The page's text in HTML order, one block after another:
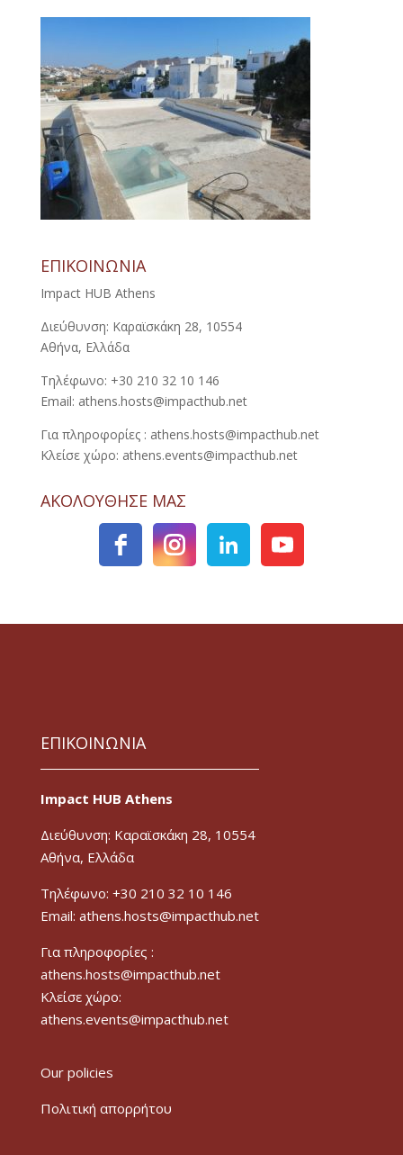
ΕΠΙΚΟΙΝΩΝΙΑ
Impact HUB Athens
Διεύθυνση: Καραϊσκάκη 28, 10554
Αθήνα, Ελλάδα
Τηλέφωνο: +30 210 32 10 146
Email: athens.hosts@impacthub.net
Για πληροφορίες : athens.hosts@impacthub.net
Κλείσε χώρο: athens.events@impacthub.net
ΑΚΟΛΟΥΘΗΣΕ ΜΑΣ
ΕΠΙΚΟΙΝΩΝΙΑ
Impact HUB Athens
Διεύθυνση: Καραϊσκάκη 28, 10554
Αθήνα, Ελλάδα
Τηλέφωνο: +30 210 32 10 146
Email: athens.hosts@impacthub.net
Για πληροφορίες :
athens.hosts@impacthub.net
Κλείσε χώρο:
athens.events@impacthub.net
Our policies
Πολιτική απορρήτου